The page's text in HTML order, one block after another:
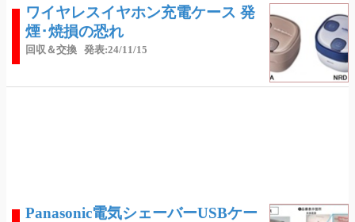
ワイヤレスイヤホン充電ケース 発
煙･焼損の恐れ
回収＆交換 発表:24/11/15
Panasonic電気シェーバーUSBケー